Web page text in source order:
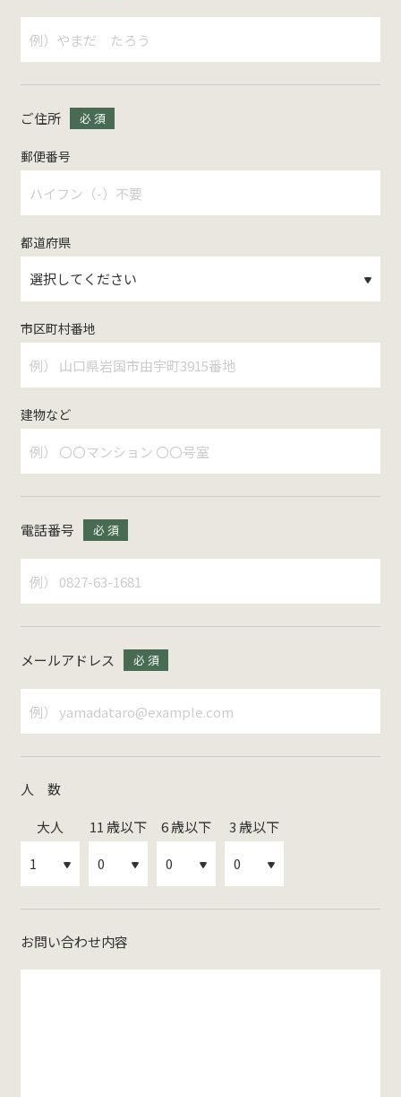
ご住所 必 須
郵便番号
都道府県
市区町村番地
建物など
電話番号 必 須
メールアドレス 必 須
人 数
大人
11 歳以下 6 歳以下 3 歳以下
お問い合わせ内容